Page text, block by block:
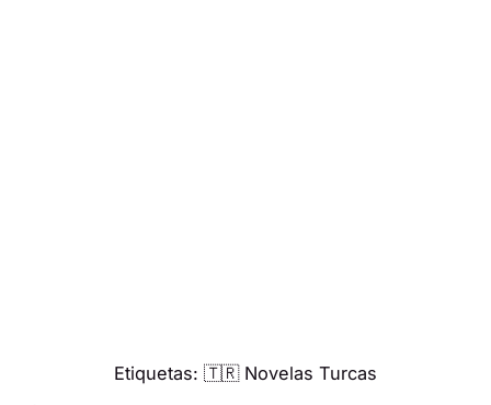
Etiquetas: 🇹🇷 Novelas Turcas